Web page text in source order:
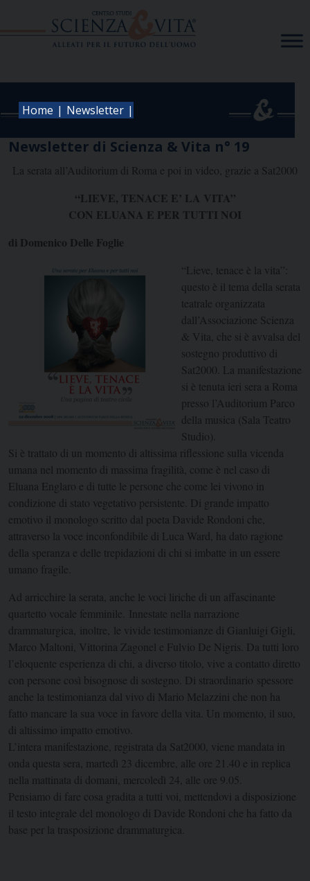
Home | Newsletter |
Newsletter di Scienza & Vita n° 19
La serata all’Auditorium di Roma e poi in video, grazie a Sat2000
“LIEVE, TENACE E’ LA VITA”
CON ELUANA E PER TUTTI NOI
di Domenico Delle Foglie
“Lieve, tenace è la vita”:
questo è il tema della serata
teatrale organizzata
dall’Associazione Scienza
& Vita, che si è avvalsa del
sostegno produttivo di
Sat2000. La manifestazione
si è tenuta ieri sera a Roma
presso l’Auditorium Parco
della musica (Sala Teatro
Studio).
Si è trattato di un momento di altissima riflessione sulla vicenda
umana nel momento di massima fragilità, come è nel caso di
Eluana Englaro e di tutte le persone che come lei vivono in
condizione di stato vegetativo persistente. Di grande impatto
emotivo il monologo scritto dal poeta Davide Rondoni che,
attraverso la voce inconfondibile di Luca Ward, ha dato ragione
della speranza e delle trepidazioni di chi si imbatte in un essere
umano fragile.
Ad arricchire la serata, anche le voci liriche di un affascinante
quartetto vocale femminile. Innestate nella narrazione
drammaturgica, inoltre, le vivide testimonianze di Gianluigi Gigli,
Marco Maltoni, Vittorina Zagonel e Fulvio De Nigris. Da tutti loro
l’eloquente esperienza di chi, a diverso titolo, vive a contatto diretto
con persone così bisognose di sostegno. Di straordinario spessore
anche la testimonianza dal vivo di Mario Melazzini che non ha
fatto mancare la sua voce in favore della vita. Un momento, il suo,
di altissimo impatto emotivo.
L’intera manifestazione, registrata da Sat2000, viene mandata in
onda questa sera, martedì 23 dicembre, alle ore 21.40 e in replica
nella mattinata di domani, mercoledì 24, alle ore 9.05.
Pensiamo di fare cosa gradita a tutti voi, mettendovi a disposizione
il testo integrale del monologo di Davide Rondoni che ha fatto da
base per la trasposizione drammaturgica.